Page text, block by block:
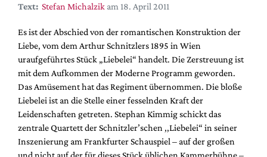
Premierensuche
Festival-Planer
Hefte
Alle Hefte
Leseproben
Podcast
Service
Shop / Abo
Text: Stefan Michalzik am 18. April 2011
Es ist der Abschied von der romantischen Konstruktion der
Liebe, vom dem Arthur Schnitzlers 1895 in Wien
uraufgeführtes Stück „Liebelei“ handelt. Die Zerstreuung ist
mit dem Aufkommen der Moderne Programm geworden.
Das Amüsement hat das Regiment übernommen. Die bloße
Liebelei ist an die Stelle einer fesselnden Kraft der
Leidenschaften getreten. Stephan Kimmig schickt das
zentrale Quartett der Schnitzler’schen ,,Liebelei“ in seiner
Inszenierung am Frankfurter Schauspiel – auf der großen
und nicht auf der für dieses Stück üblichen Kammerbühne –